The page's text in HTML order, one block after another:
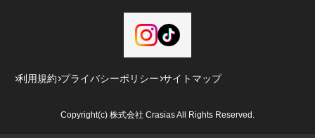
利用規約 プライバシーポリシー サイトマップ
Copyright(c) 株式会社 Crasias All Rights Reserved.